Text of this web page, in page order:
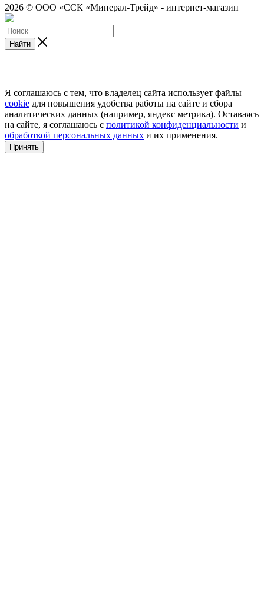
2026 © ООО «ССК «Минерал-Трейд» - интернет-магазин
Найти
Я соглашаюсь с тем, что владелец сайта использует файлы
cookie для повышения удобства работы на сайте и сбора
аналитических данных (например, яндекс метрика). Оставаясь
на сайте, я соглашаюсь с политикой конфиденциальности и
обработкой персональных данных и их применения.
Принять